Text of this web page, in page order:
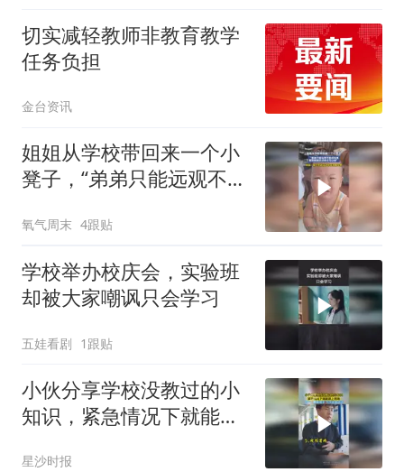
切实减轻教师非教育教学
任务负担
金台资讯
姐姐从学校带回来一个小
凳子，“弟弟只能远观不能
立马让座”
氧气周末 4跟贴
学校举办校庆会，实验班
却被大家嘲讽只会学习
五娃看剧 1跟贴
小伙分享学校没教过的小
知识，紧急情况下就能派
星沙时报